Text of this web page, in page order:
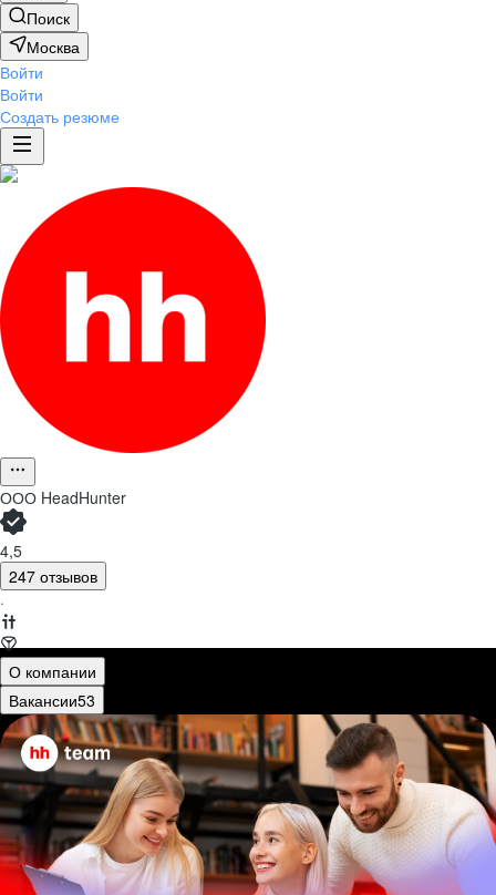
Поиск
Москва
Войти
Войти
Создать резюме
ООО HeadHunter
4,5
247 отзывов
·
О компании
Вакансии53